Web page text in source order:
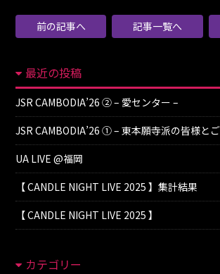
前の記事へ 記事一覧へ
最近の投稿
JSR CAMBODIA’26 ② – 愛センター –
JSR CAMBODIA’26 ① – 東本願寺派の皆様と
UA LIVE @福岡
【 CANDLE NIGHT LIVE 2025 】集計結果
【 CANDLE NIGHT LIVE 2025 】
カテゴリー